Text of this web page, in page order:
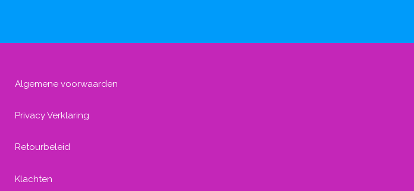
Algemene voorwaarden
Privacy Verklaring
Retourbeleid
Klachten